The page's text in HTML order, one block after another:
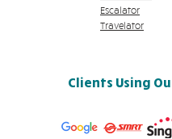
Escalator
Travelator
Clients Using